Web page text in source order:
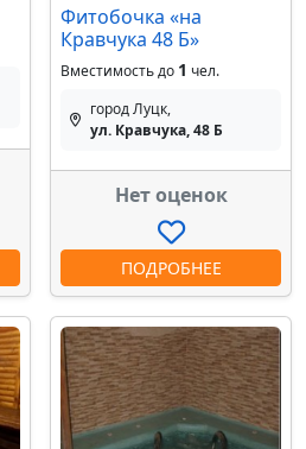
Фитобочка «‎на
Кравчука 48 Б» ‎
Вместимость до 1 чел.
город Луцк,
ул. Кравчука, 48 Б
Нет оценок
ПОДРОБНЕЕ